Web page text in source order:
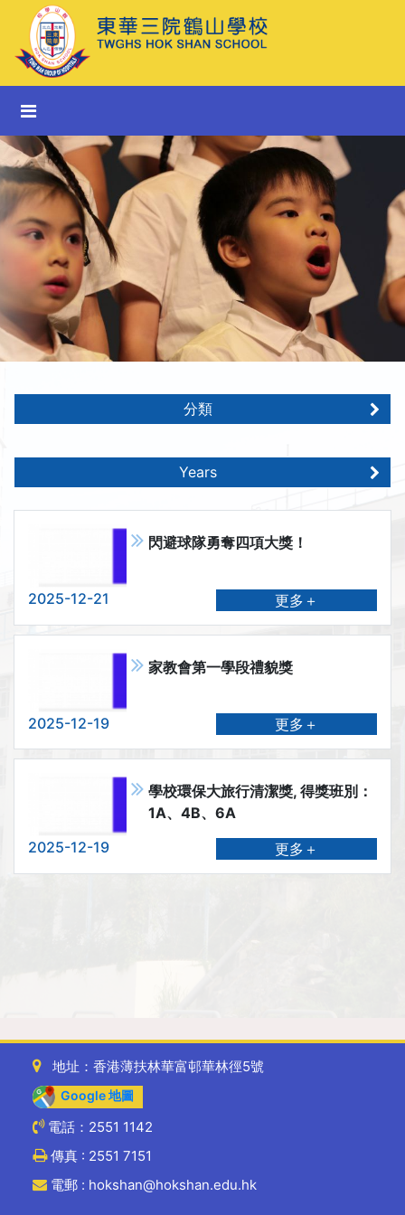
分類
Years
閃避球隊勇奪四項大獎！
2025-12-21 更多＋
家教會第一學段禮貌獎
2025-12-19 更多＋
學校環保大旅行清潔獎, 得獎班別：
1A、4B、6A
2025-12-19
更多＋
地址：香港薄扶林華富邨華林徑5號
Google 地圖
電話：2551 1142
傳真 : 2551 7151
電郵 : hokshan@hokshan.edu.hk